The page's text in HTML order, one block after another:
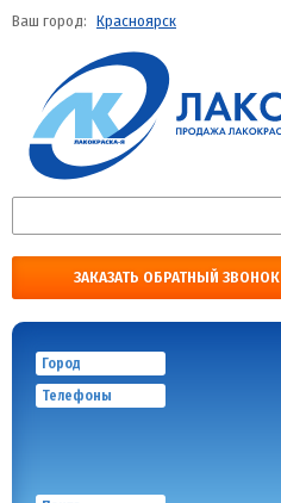
Ваш город: Красноярск
ЗАКАЗАТЬ ОБРАТНЫЙ ЗВОНОК
Город
Телефоны